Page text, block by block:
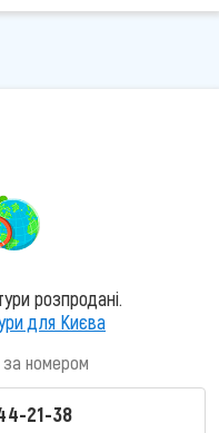
розпродані.
для Києва
номером
21-38